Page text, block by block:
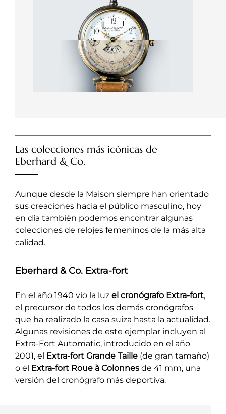
Las colecciones más icónicas de
Eberhard & Co.
Aunque desde la Maison siempre han orientado
sus creaciones hacia el público masculino, hoy
en día también podemos encontrar algunas
colecciones de relojes femeninos de la más alta
calidad.
Eberhard & Co. Extra-fort
En el año 1940 vio la luz el cronógrafo Extra-fort,
el precursor de todos los demás cronógrafos
que ha realizado la casa suiza hasta la actualidad.
Algunas revisiones de este ejemplar incluyen al
Extra-Fort Automatic, introducido en el año
2001, el Extra-fort Grande Taille (de gran tamaño)
o el Extra-fort Roue à Colonnes de 41 mm, una
versión del cronógrafo más deportiva.